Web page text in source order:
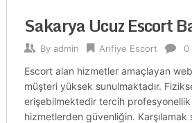
Sakarya Ucuz Escort
By admin Arifiye Escort 0
Escort alan hizmetler amaçlayan web
müşteri yüksek sunulmaktadır.
erişebilmektedir tercih
hizmetlerden güvenliğin.